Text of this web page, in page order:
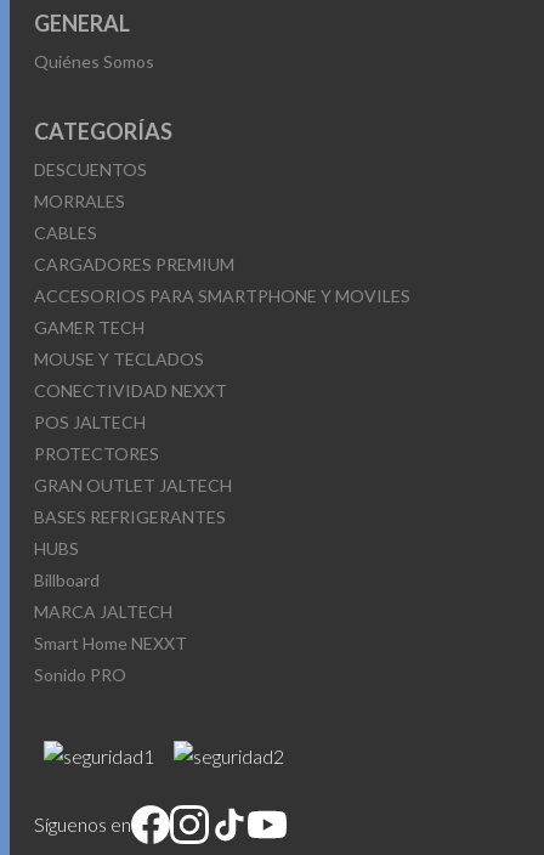
GENERAL
Quiénes Somos
CATEGORÍAS
DESCUENTOS
MORRALES
CABLES
CARGADORES PREMIUM
ACCESORIOS PARA SMARTPHONE Y MOVILES
GAMER TECH
MOUSE Y TECLADOS
CONECTIVIDAD NEXXT
POS JALTECH
PROTECTORES
GRAN OUTLET JALTECH
BASES REFRIGERANTES
HUBS
Billboard
MARCA JALTECH
Smart Home NEXXT
Sonido PRO
Síguenos en